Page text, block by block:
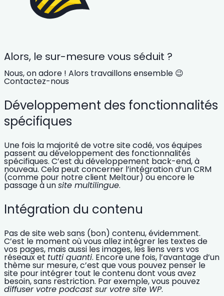
Alors, le sur-mesure vous séduit ?
Nous, on adore ! Alors travaillons ensemble 😉
Contactez-nous
Développement des fonctionnalités
spécifiques
Une fois la majorité de votresite codé, vos équipes
passent au développement des fonctionnalités
spécifiques. C’est du développement back-end, à
nouveau. Cela peut concerner l’intégration d’un CRM
(comme pour notre client Meltour) ou encore le
passage à unsite multilingue.
Intégration du contenu
Pas de site web sans (bon) contenu, évidemment.
C’est le moment où vous allez intégrer les textes de
vos pages, mais aussi les images, les liens vers vos
réseaux et tutti quanti. Encore une fois, l’avantage d’un
thème sur mesure, c’est que vous pouvez penser le
site pour intégrer tout le contenu dont vous avez
besoin, sans restriction. Par exemple, vous pouvez
diffuser votre podcast sur votre site WP.